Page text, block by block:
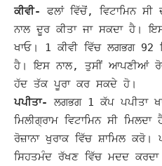
ਕੀਵੀ-
ਫਲਾਂ ਵਿੱਚੋਂ, ਵਿਟਾਮਿਨ ਸੀ
ਨਾਲ ਦੂਰ ਕੀਤਾ ਜਾ ਸਕਦਾ ਹੈ।
ਖਾਓ। 1 ਕੀਵੀ ਵਿੱਚ ਲਗਭਗ 92
ਹੈ। ਇਸ ਨਾਲ, ਤੁਸੀਂ ਆਪਣੀਆਂ
ਹੱਦ ਤੱਕ ਪੂਰਾ ਕਰ ਸਕਦੇ ਹੋ।
ਪਪੀਤਾ-
ਲਗਭਗ 1 ਕੱਪ ਪਪੀਤਾ
ਮਿਲੀਗ੍ਰਾਮ ਵਿਟਾਮਿਨ ਸੀ
ਰੋਜ਼ਾਨਾ ਖੁਰਾਕ ਵਿੱਚ ਸ਼ਾਮਿਲ
ਸਿਹਤਮੰਦ ਰੱਖਣ ਵਿੱਚ ਮਦਦ